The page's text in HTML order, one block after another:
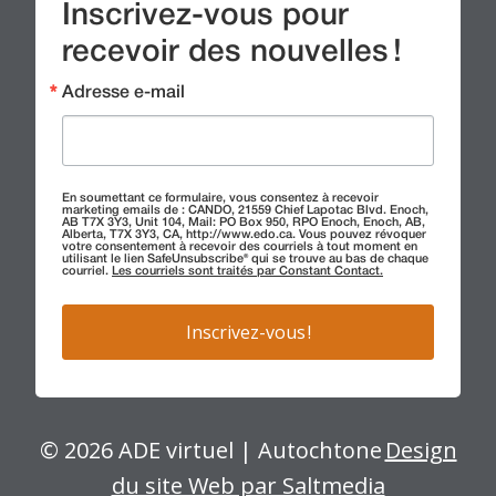
Inscrivez-vous pour
recevoir des nouvelles !
Adresse e-mail
En soumettant ce formulaire, vous consentez à recevoir
marketing emails de : CANDO, 21559 Chief Lapotac Blvd. Enoch,
AB T7X 3Y3, Unit 104, Mail: PO Box 950, RPO Enoch, Enoch, AB,
Alberta, T7X 3Y3, CA, http://www.edo.ca. Vous pouvez révoquer
votre consentement à recevoir des courriels à tout moment en
utilisant le lien SafeUnsubscribe® qui se trouve au bas de chaque
courriel. Les courriels sont traités par Constant Contact.
Inscrivez-vous !
© 2026 ADE virtuel | Autochtone Design
du site Web par Saltmedia